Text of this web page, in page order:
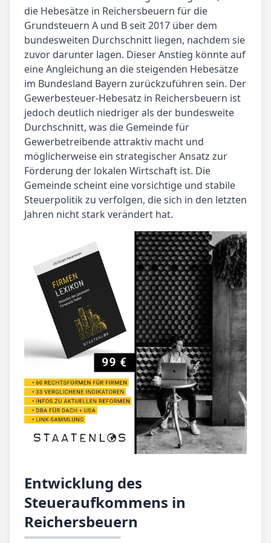
die Hebesätze in Reichersbeuern für die
Grundsteuern A und B seit 2017 über dem
bundesweiten Durchschnitt liegen, nachdem sie
zuvor darunter lagen. Dieser Anstieg könnte auf
eine Angleichung an die steigenden Hebesätze
im Bundesland Bayern zurückzuführen sein. Der
Gewerbesteuer-Hebesatz in Reichersbeuern ist
jedoch deutlich niedriger als der bundesweite
Durchschnitt, was die Gemeinde für
Gewerbetreibende attraktiv macht und
möglicherweise ein strategischer Ansatz zur
Förderung der lokalen Wirtschaft ist. Die
Gemeinde scheint eine vorsichtige und stabile
Steuerpolitik zu verfolgen, die sich in den letzten
Jahren nicht stark verändert hat.
Entwicklung des
Steueraufkommens in
Reichersbeuern